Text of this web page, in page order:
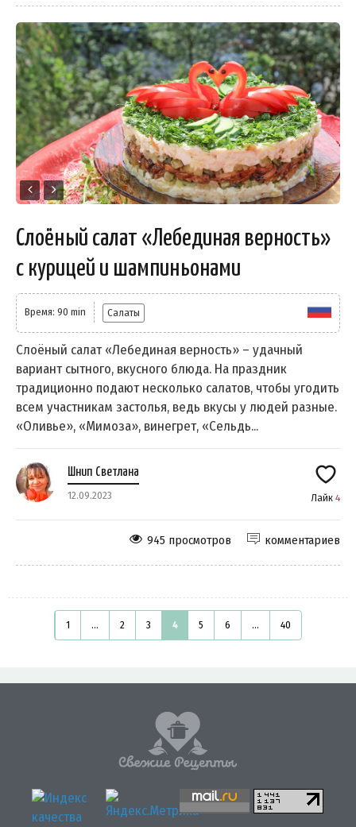
Слоёный салат «Лебединая верность»
с курицей и шампиньонами
Время: 90 min Салаты
Слоёный салат «Лебединая верность» – удачный
вариант сытного, вкусного блюда. На праздник
традиционно подают несколько салатов, чтобы угодить
всем участникам застолья, ведь вкусы у людей разные.
«Оливье», «Мимоза», винегрет, «Сельдь...
Шнип Светлана
12.09.2023 Лайк 4
комментариев
945 просмотров
1 ... 2 3 4 5 6 ... 40